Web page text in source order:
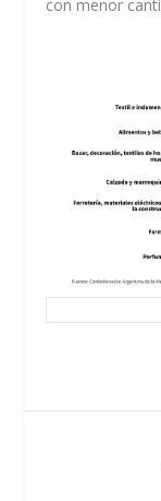
con menor